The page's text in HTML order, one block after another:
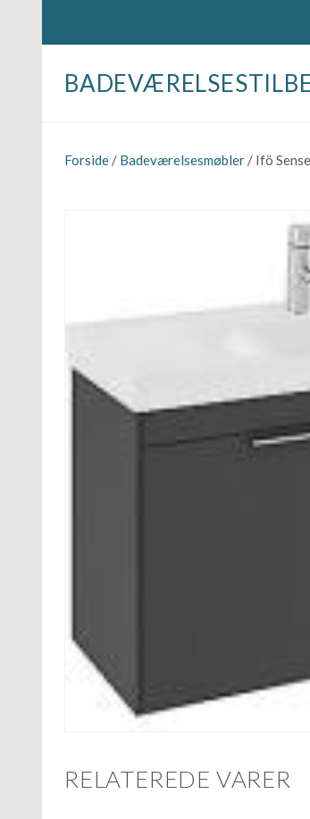
Forside / Badeværelsesmøbler / Ifö
RELATEREDE VARER